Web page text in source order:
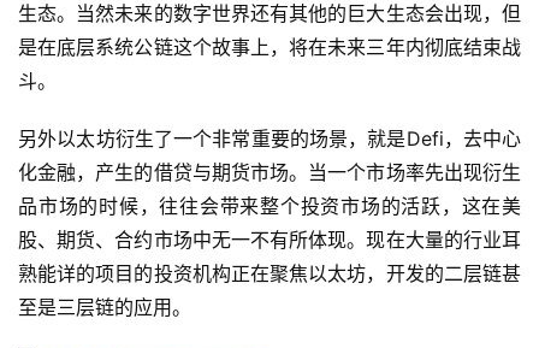
生态。当然未来的数字世界还有其他的巨大生态会出现，但
是在底层系统公链这个故事上，将在未来三年内彻底结束战
斗。
另外以太坊衍生了一个非常重要的场景，就是Defi，去中心
化金融，产生的借贷与期货市场。当一个市场率先出现衍生
品市场的时候，往往会带来整个投资市场的活跃，这在美
股、期货、合约市场中无一不有所体现。现在大量的行业耳
熟能详的项目的投资机构正在聚焦以太坊，开发的二层链甚
至是三层链的应用。